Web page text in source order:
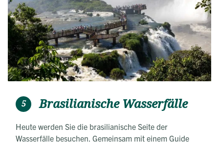
5 Brasilianische Wasserfälle
Heute werden Sie die brasilianische Seite der
Wasserfälle besuchen. Gemeinsam mit einem Guide